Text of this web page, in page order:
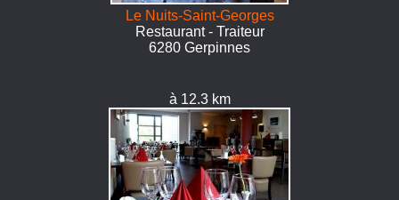
Le Nuits-Saint-Georges
Restaurant - Traiteur
6280 Gerpinnes
à 12.3 km